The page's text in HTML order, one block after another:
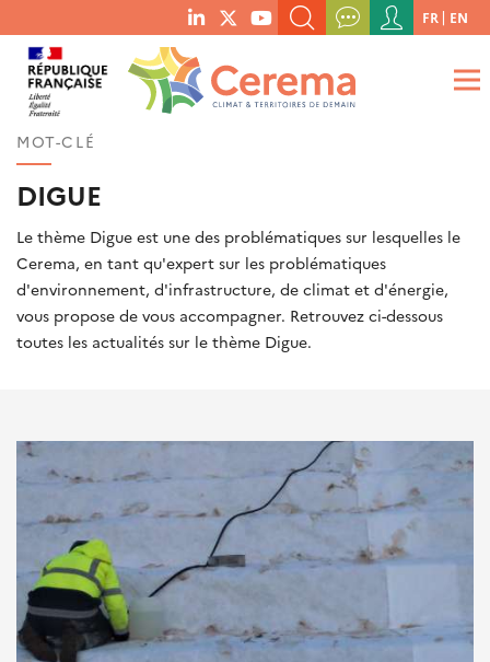
menu
social
links
RECHERCHER UN MOT-CLÉ, UNE PUBLICATION, ETC.
QUE RECHERCHEZ-VOUS ?
Menu
du
compte
de
FR EN
MOT-CLÉ
DIGUE
Le thème Digue est une des problématiques sur lesquelles le
Cerema, en tant qu'expert sur les problématiques
d'environnement, d'infrastructure, de climat et d'énergie,
vous propose de vous accompagner. Retrouvez ci-dessous
toutes les actualités sur le thème Digue.